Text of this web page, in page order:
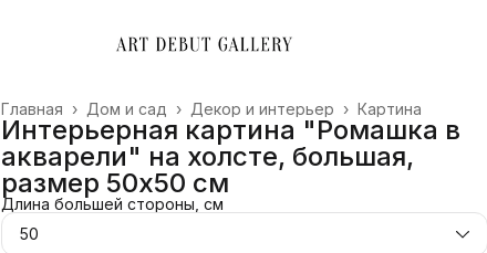
Картина
Декор и интерьер ›
Дом и сад ›
Главная ›
Интерьерная картина "Ромашка в
акварели" на холсте, большая,
размер 50х50 см
Длина большей стороны, см
50